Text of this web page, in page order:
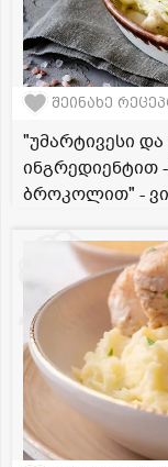
შეინახე
"უმარტივესი
ინგრედიენტით
ბროკოლით" -